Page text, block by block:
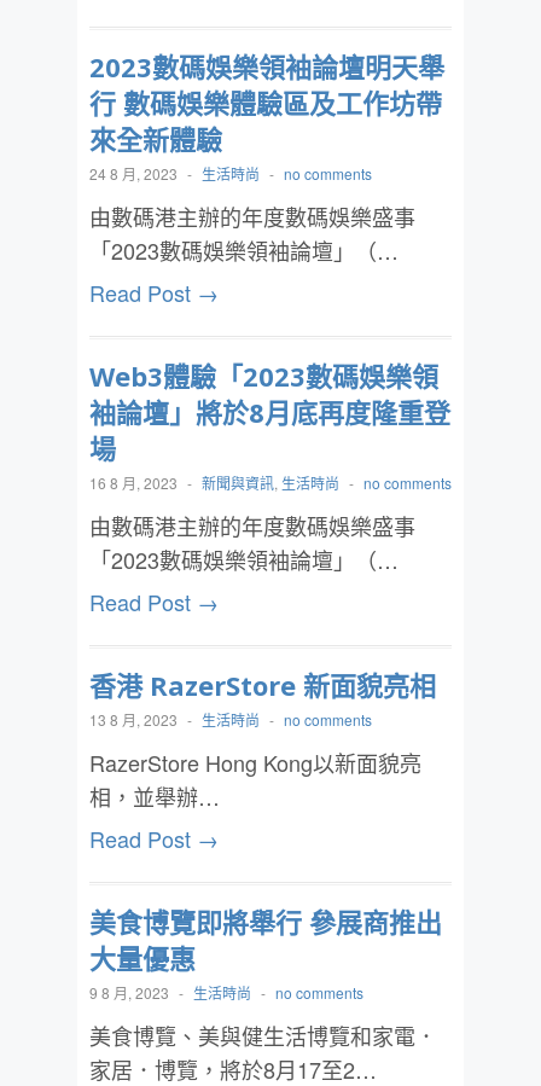
2023數碼娛樂領袖論壇明天舉
行 數碼娛樂體驗區及工作坊帶
來全新體驗
24 8 月, 2023 - 生活時尚 - no comments
由數碼港主辦的年度數碼娛樂盛事
「2023數碼娛樂領袖論壇」（…
Read Post →
Web3體驗「2023數碼娛樂領
袖論壇」將於8月底再度隆重登
場
16 8 月, 2023 - 新聞與資訊, 生活時尚 - no comments
由數碼港主辦的年度數碼娛樂盛事
「2023數碼娛樂領袖論壇」（…
Read Post →
香港 RazerStore 新面貌亮相
13 8 月, 2023 - 生活時尚 - no comments
RazerStore Hong Kong以新面貌亮
相，並舉辦…
Read Post →
美食博覽即將舉行 參展商推出
大量優惠
9 8 月, 2023 - 生活時尚 - no comments
美食博覽、美與健生活博覽和家電．
家居．博覽，將於8月17至2…